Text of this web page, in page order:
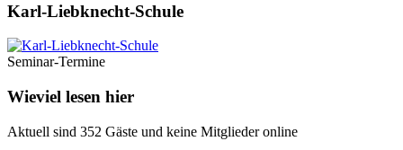
Karl-Liebknecht-­Schule
Seminar-Termine
Wieviel lesen hier
Aktuell sind 352 Gäste und keine Mitglieder online